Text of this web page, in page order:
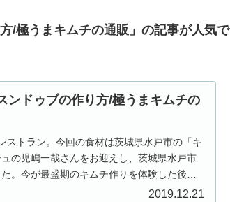
/極うまキムチの通販」の記事が人気で
ンドゥブの作り方/極うまキムチの
トラン。今回の食材は茨城県水戸市の「キ
の児嶋一哉さんをお迎えし、茨城県水戸市
。今が最盛期のキムチ作りを体験した後
2019.12.21